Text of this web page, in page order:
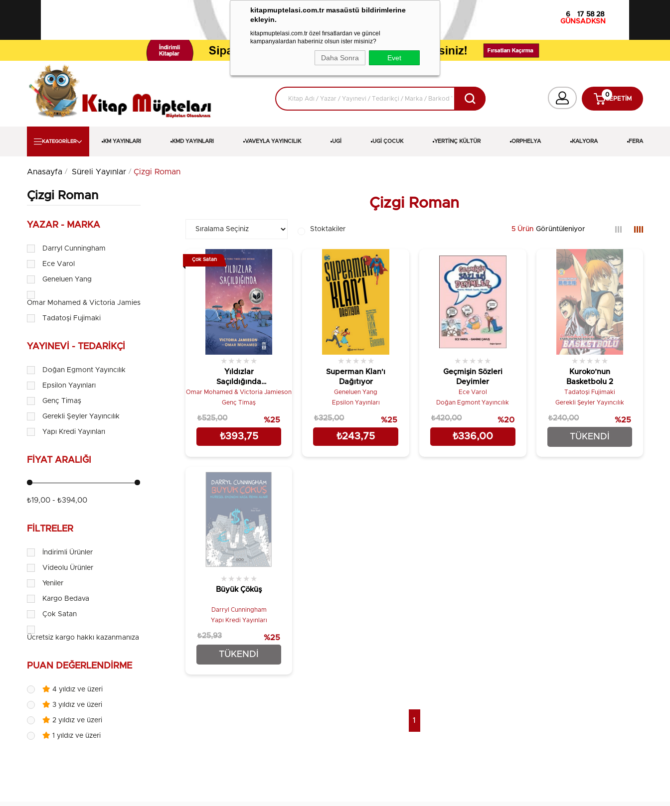
kitapmuptelasi.com.tr masaüstü bildirimlerine
ekleyin.
kitapmuptelasi.com.tr özel fırsatlardan ve güncel
kampanyalardan haberiniz olsun ister misiniz?
Daha Sonra Evet
6
GÜN
17
SA
58
DK
28
SN
SEPETIM
0
KATEGORİLER KM YAYINLARI KMD YAYINLARI VAVEYLA YAYINCILIK UGİ UGİ ÇOCUK YERTİNÇ KÜLTÜR ORPHELYA KALYORA FERA
Anasayfa Süreli Yayınlar Çizgi Roman
Çizgi Roman
YAZAR - MARKA
Darryl Cunningham
Ece Varol
Geneluen Yang
Omar Mohamed & Victoria Jamieson
Tadatoşi Fujimaki
YAYINEVI - TEDARIKÇI
Doğan Egmont Yayıncılık
Epsilon Yayınları
Genç Timaş
Gerekli Şeyler Yayıncılık
Yapı Kredi Yayınları
FIYAT ARALIĞI
₺19,00 - ₺394,00
FILTRELER
İndirimli Ürünler
Videolu Ürünler
Yeniler
Kargo Bedava
Çok Satan
Ücretsiz kargo hakkı kazanmanıza {price} kaldı!
PUAN DEĞERLENDIRME
4 yıldız ve üzeri
3 yıldız ve üzeri
2 yıldız ve üzeri
1 yıldız ve üzeri
Çizgi Roman
Stoktakiler 5 Ürün
Yıldızlar
Saçıldığında
(Fleksi Kapak)
★ ★ ★ ★ ★
Omar Mohamed & Victoria Jamieson
Genç Timaş
₺393,75
₺525,00 %25
Çok Satan
Superman Klan'ı
Dağıtıyor
★ ★ ★ ★ ★
Geneluen Yang
Epsilon Yayınları
₺243,75
₺325,00 %25
Geçmişin Sözleri
Deyimler
★ ★ ★ ★ ★
Ece Varol
Doğan Egmont Yayıncılık
₺336,00
₺420,00 %20
TÜKENDI
Kuroko’nun
Basketbolu 2
★ ★ ★ ★ ★
Tadatoşi Fujimaki
Gerekli Şeyler Yayıncılık
₺180,00
₺240,00 %25
TÜKENDI
Büyük Çöküş
★ ★ ★ ★ ★
Darryl Cunningham
Yapı Kredi Yayınları
₺19,45
₺25,93 %25
1